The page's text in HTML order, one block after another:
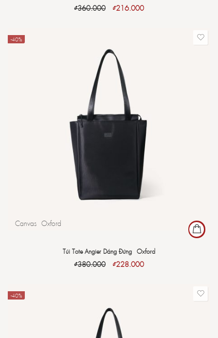
₫360.000 ₫216.000
-40%
Canvas Oxford
Túi Tote Angier Dáng Đứng - Oxford
₫380.000 ₫228.000
-40%